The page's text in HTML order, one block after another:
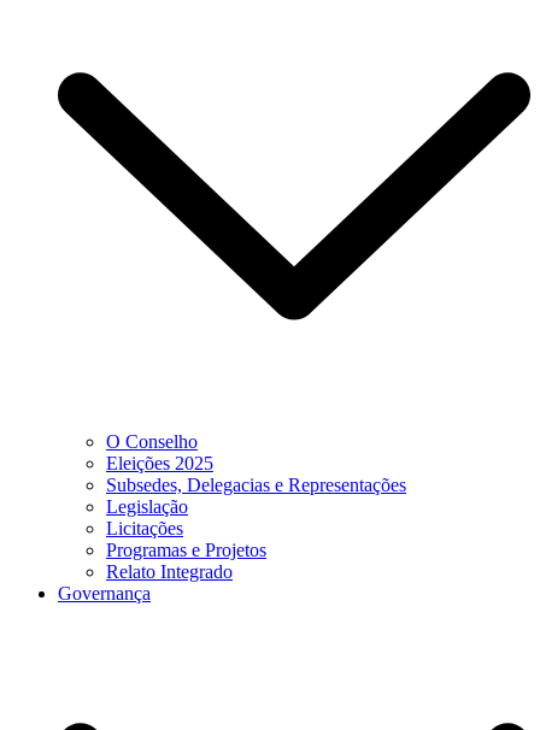
O Conselho
Eleições 2025
Subsedes, Delegacias e Representações
Legislação
Licitações
Programas e Projetos
Relato Integrado
Governança